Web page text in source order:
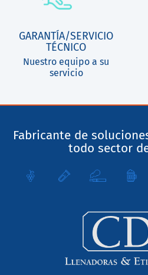
GARANTÍA/SERVICIO
TÉCNICO
Nuestro equipo a su
servicio
Fabricante de
todo sector